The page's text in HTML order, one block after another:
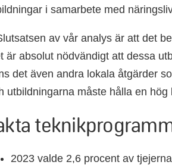
i samarbete med
av vår analys är att det
är absolut nödvändigt att dessa
det även andra lokala åtgärder
utbildningarna måste hålla en
2023 valde 2,6 procent av